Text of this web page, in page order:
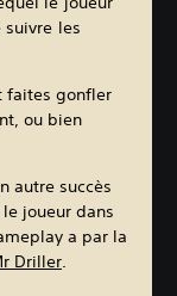
les
faites gonfler
ou bien
autre succès
joueur dans
a par la
Driller.